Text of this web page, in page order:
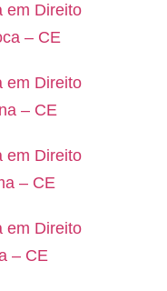
em Direito
– CE
em Direito
– CE
em Direito
– CE
em Direito
– CE